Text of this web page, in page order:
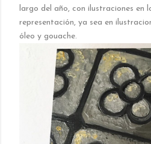
largo del año, con ilustraciones en
representación, ya sea en
óleo y gouache.